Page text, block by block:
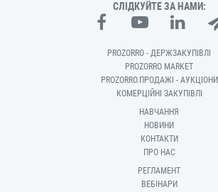
СЛІДКУЙТЕ ЗА НАМИ:
PROZORRO - ДЕРЖЗАКУПІВЛІ
PROZORRO MARKET
PROZORRO.ПРОДАЖІ - АУКЦІОНИ
КОМЕРЦІЙНІ ЗАКУПІВЛІ
НАВЧАННЯ
НОВИНИ
КОНТАКТИ
ПРО НАС
РЕГЛАМЕНТ
ВЕБІНАРИ